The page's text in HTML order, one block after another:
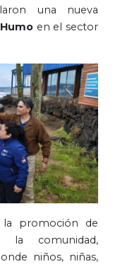
una nueva
en el sector
la promoción de
la comunidad,
niños, niñas,